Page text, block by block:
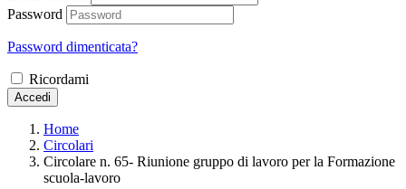
Password
Password dimenticata?
Ricordami
Accedi
Home
Circolari
Circolare n. 65- Riunione gruppo di lavoro per la Formazione
scuola-lavoro